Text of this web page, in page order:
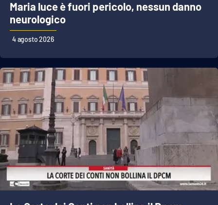
EDIZIONI
LOCALI
Catanzaro
Crotone
Vibo Valentia
Reggio Calabria
Cosenza
Lamezia Terme
Maria luce è fuori pericolo, nessun danno
neurologico
4 agosto 2026